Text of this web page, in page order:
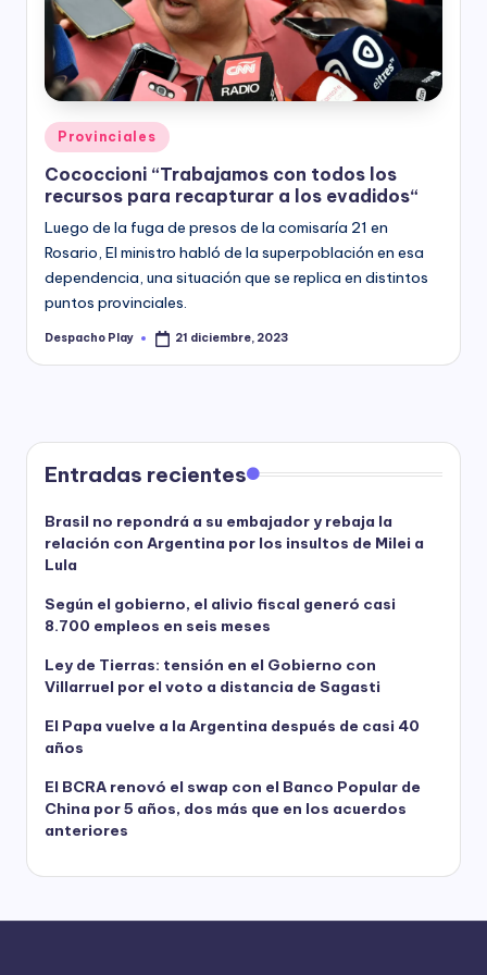
y
Posted
in
Provinciales
Cococcioni “Trabajamos con todos los
recursos para recapturar a los evadidos“
Luego de la fuga de presos de la comisaría 21 en
Rosario, El ministro habló de la superpoblación en esa
dependencia, una situación que se replica en distintos
puntos provinciales.
Posted
Despacho Play 21 diciembre, 2023
Entradas recientes
Brasil no repondrá a su embajador y rebaja la
relación con Argentina por los insultos de Milei a
Lula
Según el gobierno, el alivio fiscal generó casi
8.700 empleos en seis meses
Ley de Tierras: tensión en el Gobierno con
Villarruel por el voto a distancia de Sagasti
El Papa vuelve a la Argentina después de casi 40
años
El BCRA renovó el swap con el Banco Popular de
China por 5 años, dos más que en los acuerdos
anteriores